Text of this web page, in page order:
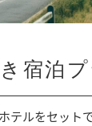
宿泊プ
テルをセット